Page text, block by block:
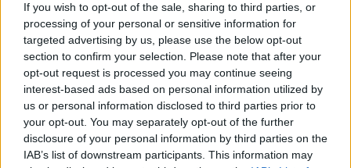
If you wish to opt-out of the sale, sharing to third parties, or
processing of your personal or sensitive information for
targeted advertising by us, please use the below opt-out
section to confirm your selection. Please note that after your
opt-out request is processed you may continue seeing
interest-based ads based on personal information utilized by
us or personal information disclosed to third parties prior to
your opt-out. You may separately opt-out of the further
disclosure of your personal information by third parties on the
IAB’s list of downstream participants. This information may
Spaghetti con crema di zucca e...
Crostatina con crema al grana padano, gelatina al melone e
lavanda
Meloncino, liquore al melone mantovano IGP
Gelato al melone mantovano
Liquore al melone mantovano igp e peperoncino
Bon Bon di melone mantovano igp al grana padano
Melone mantovano IGP liquido con crostacei e molluschi
Carpaccio di manzo con caprino al melone mantovano
Cupcake al melone con frosting al mascarpone